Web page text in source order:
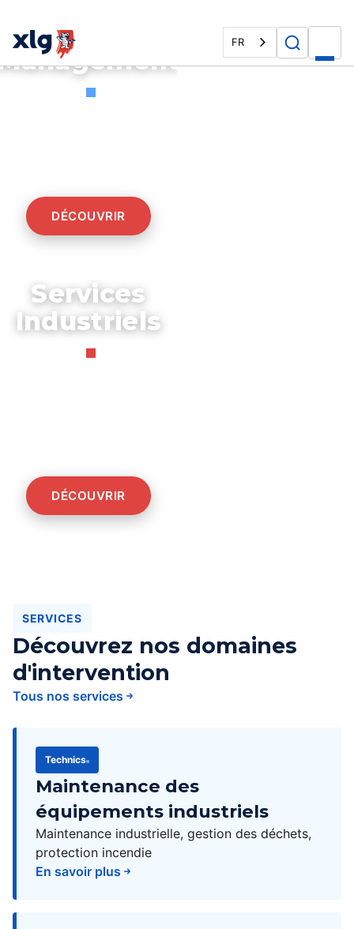
FR
Facility
DÉCOUVRIR
Services
Industriels
DÉCOUVRIR
SERVICES
Découvrez nos domaines
d'intervention
Tous nos services
Technics
Maintenance des
équipements industriels
Maintenance industrielle, gestion des déchets,
protection incendie
En savoir plus